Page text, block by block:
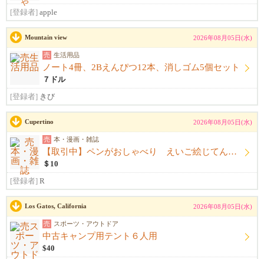
[登録者] apple
Mountain view 2026年08月05日(水)
売 生活用品
ノート4冊、2Bえんぴつ12本、消しゴム5個セット
７ドル
[登録者] きび
Cupertino 2026年08月05日(水)
売 本・漫画・雑誌
【取引中】ペンがおしゃべり えいご絵じてん セット
＄10
[登録者] R
Los Gatos, California 2026年08月05日(水)
売 スポーツ・アウトドア
中古キャンプ用テント６人用
$40